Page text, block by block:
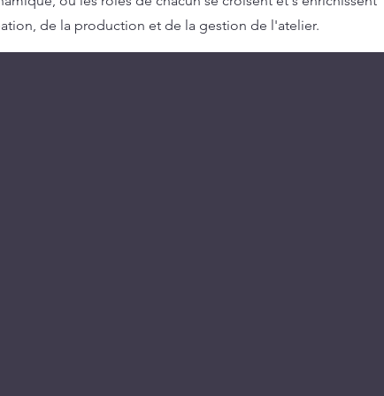
de la production et de la gestion de l'atelier.